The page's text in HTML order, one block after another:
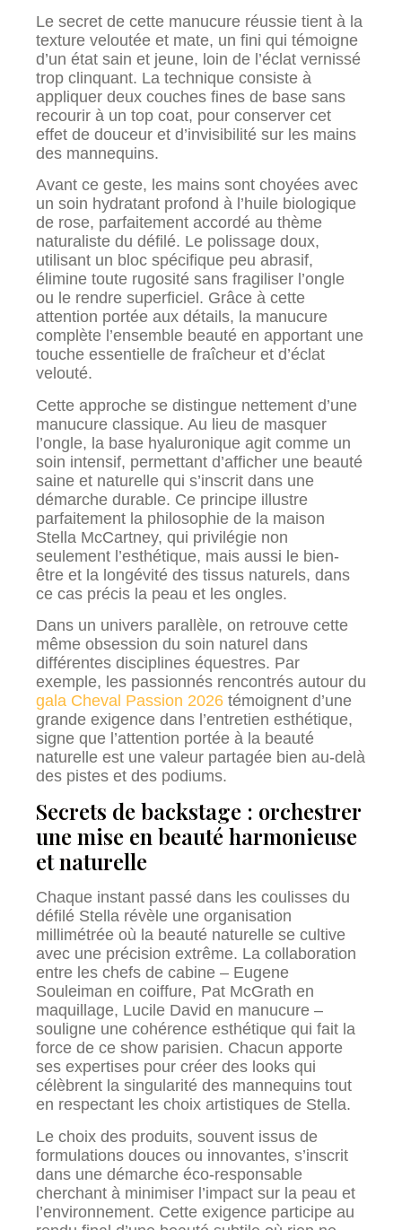
Le secret de cette manucure réussie tient à la
texture veloutée et mate, un fini qui témoigne
d’un état sain et jeune, loin de l’éclat vernissé
trop clinquant. La technique consiste à
appliquer deux couches fines de base sans
recourir à un top coat, pour conserver cet
effet de douceur et d’invisibilité sur les mains
des mannequins.
Avant ce geste, les mains sont choyées avec
un soin hydratant profond à l’huile biologique
de rose, parfaitement accordé au thème
naturaliste du défilé. Le polissage doux,
utilisant un bloc spécifique peu abrasif,
élimine toute rugosité sans fragiliser l’ongle
ou le rendre superficiel. Grâce à cette
attention portée aux détails, la manucure
complète l’ensemble beauté en apportant une
touche essentielle de fraîcheur et d’éclat
velouté.
Cette approche se distingue nettement d’une
manucure classique. Au lieu de masquer
l’ongle, la base hyaluronique agit comme un
soin intensif, permettant d’afficher une beauté
saine et naturelle qui s’inscrit dans une
démarche durable. Ce principe illustre
parfaitement la philosophie de la maison
Stella McCartney, qui privilégie non
seulement l’esthétique, mais aussi le bien-
être et la longévité des tissus naturels, dans
ce cas précis la peau et les ongles.
Dans un univers parallèle, on retrouve cette
même obsession du soin naturel dans
différentes disciplines équestres. Par
exemple, les passionnés rencontrés autour du
gala Cheval Passion 2026 témoignent d’une
grande exigence dans l’entretien esthétique,
signe que l’attention portée à la beauté
naturelle est une valeur partagée bien au-delà
des pistes et des podiums.
Secrets de backstage : orchestrer
une mise en beauté harmonieuse
et naturelle
Chaque instant passé dans les coulisses du
défilé Stella révèle une organisation
millimétrée où la beauté naturelle se cultive
avec une précision extrême. La collaboration
entre les chefs de cabine – Eugene
Souleiman en coiffure, Pat McGrath en
maquillage, Lucile David en manucure –
souligne une cohérence esthétique qui fait la
force de ce show parisien. Chacun apporte
ses expertises pour créer des looks qui
célèbrent la singularité des mannequins tout
en respectant les choix artistiques de Stella.
Le choix des produits, souvent issus de
formulations douces ou innovantes, s’inscrit
dans une démarche éco-responsable
cherchant à minimiser l’impact sur la peau et
l’environnement. Cette exigence participe au